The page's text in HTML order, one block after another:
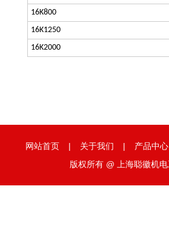
16K800
16K1250
16K2000
网站首页 | 关于我们 | 产品中心
版权所有 @ 上海聪徽机